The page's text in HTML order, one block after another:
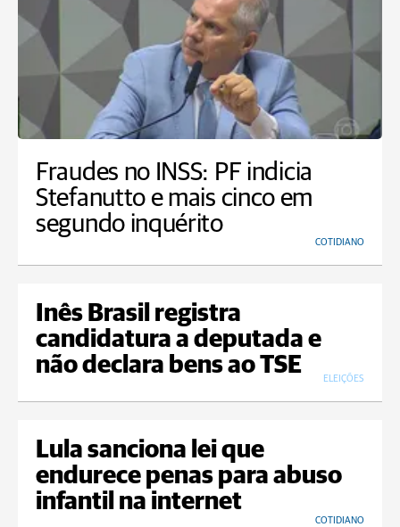
Fraudes no INSS: PF indicia
Stefanutto e mais cinco em
segundo inquérito
COTIDIANO
Inês Brasil registra
candidatura a deputada e
não declara bens ao TSE
ELEIÇÕES
Lula sanciona lei que
endurece penas para abuso
infantil na internet
COTIDIANO